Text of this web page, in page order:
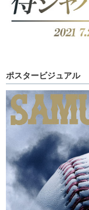
ポスタービジュアル